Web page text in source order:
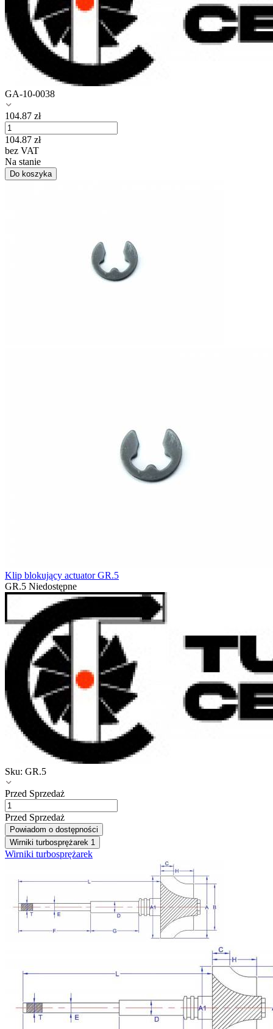
GA-10-0038
104.87 zł
104.87 zł
bez VAT
Na stanie
Do koszyka
Klip blokujący actuator GR.5
GR.5 Niedostępne
Sku: GR.5
Przed Sprzedaż
Przed Sprzedaż
Powiadom o dostępności
Wirniki turbosprężarek 1
Wirniki turbosprężarek